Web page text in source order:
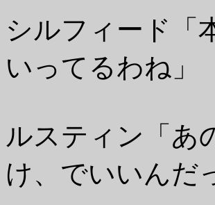
シルフィード「
いってるわね」
ルスティン「あ
け、でいいんだ